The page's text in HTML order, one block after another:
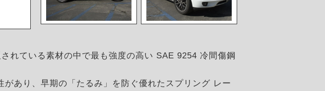
れている素材の中で最も強度の高い SAE 9254 冷間傷鋼
あり、早期の「たるみ」を防ぐ優れたスプリング レー